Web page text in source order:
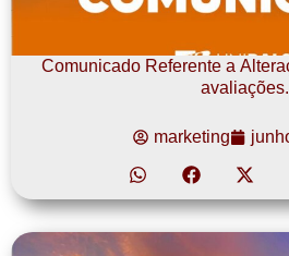
Comunicado Referente a
avaliações.
marketing